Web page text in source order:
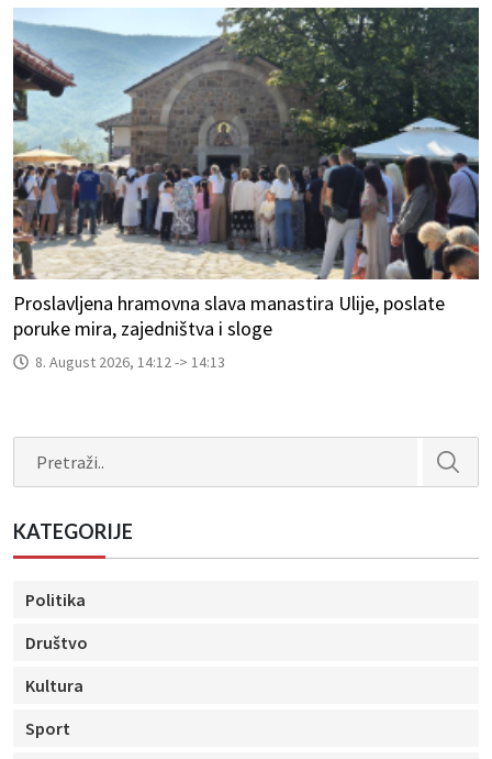
Proslavljena hramovna slava manastira Ulije, poslate
poruke mira, zajedništva i sloge
8. August 2026, 14:12 -> 14:13
KATEGORIJE
Politika
Društvo
Kultura
Sport